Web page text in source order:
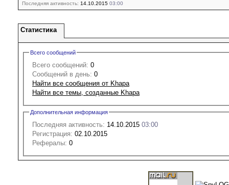
Последняя активность: 14.10.2015 03:00
Статистика
Всего сообщений
Всего сообщений: 0
Сообщений в день: 0
Найти все сообщения от Khapa
Найти все темы, созданные Khapa
Дополнительная информация
Последняя активность: 14.10.2015 03:00
Регистрация: 02.10.2015
Рефералы: 0